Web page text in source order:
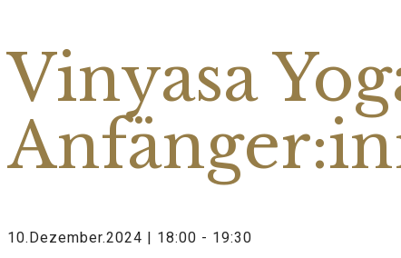
Vinyasa
10.Dezember.2024 | 18:00 - 19:30